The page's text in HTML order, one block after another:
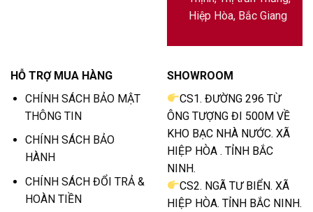
Hiệp Hòa, Bắc Giang
HỖ TRỢ MUA HÀNG
CHÍNH SÁCH BẢO MẬT
THÔNG TIN
CHÍNH SÁCH BẢO
HÀNH
CHÍNH SÁCH ĐỔI TRẢ &
HOÀN TIỀN
SHOWROOM
CS1. ĐƯỜNG 296 TỪ
ÔNG TƯỢNG ĐI 500M VỀ
KHO BẠC NHÀ NƯỚC. XÃ
HIỆP HÒA . TỈNH BẮC
NINH.
CS2. NGÃ TƯ BIỂN. XÃ
HIỆP HÒA. TỈNH BẮC NINH.